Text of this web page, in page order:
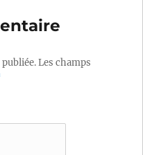
Les champs